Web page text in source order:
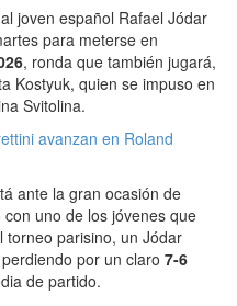
joven español Rafael Jódar
para meterse en
, ronda que también jugará,
Kostyuk, quien se impuso en
Svitolina.
avanzan en Roland
ante la gran ocasión de
uno de los jóvenes que
torneo parisino, un Jódar
por un claro 7-6
de partido.